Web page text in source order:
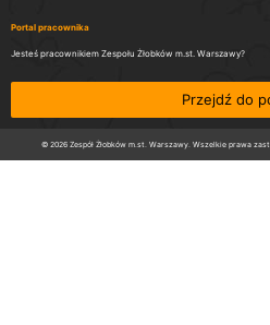
Portal pracownika
Jesteś pracownikiem Zespołu Żłobków m.st. Warszawy?
Przejdź do
© 2026 Zespół Żłobków m.st. Warszawy. Wszelkie prawa